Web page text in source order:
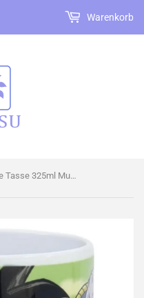
Warenkorb
Dragonball Kaffeetasse Tasse 325ml Mug Cup mit Geschenkkarton